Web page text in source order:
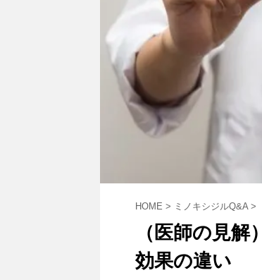
HOME > ミノキシジルQ&A >
（医師の見
効果の違い